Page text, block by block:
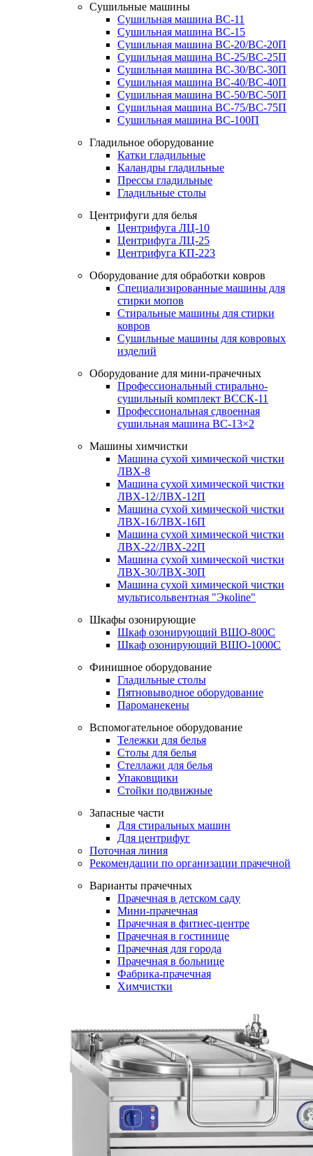
Сушильные машины
Сушильная машина ВС-11
Сушильная машина ВС-15
Сушильная машина ВС-20/ВС-20П
Сушильная машина ВС-25/ВС-25П
Сушильная машина ВС-30/ВС-30П
Сушильная машина ВС-40/ВС-40П
Сушильная машина ВС-50/ВС-50П
Сушильная машина ВС-75/ВС-75П
Сушильная машина ВС-100П
Гладильное оборудование
Катки гладильные
Каландры гладильные
Прессы гладильные
Гладильные столы
Центрифуги для белья
Центрифуга ЛЦ-10
Центрифуга ЛЦ-25
Центрифуга КП-223
Оборудование для обработки ковров
Специализированные машины для
стирки мопов
Стиральные машины для стирки
ковров
Сушильные машины для ковровых
изделий
Оборудование для мини-прачечных
Профессиональный стирально-
сушильный комплект ВССК-11
Профессиональная сдвоенная
сушильная машина ВС-13×2
Машины химчистки
Машина сухой химической чистки
ЛВХ-8
Машина сухой химической чистки
ЛВХ-12/ЛВХ-12П
Машина сухой химической чистки
ЛВХ-16/ЛВХ-16П
Машина сухой химической чистки
ЛВХ-22/ЛВХ-22П
Машина сухой химической чистки
ЛВХ-30/ЛВХ-30П
Машина сухой химической чистки
мультисольвентная "Экоline"
Шкафы озонирующие
Шкаф озонирующий ВШО-800С
Шкаф озонирующий ВШО-1000С
Финишное оборудование
Гладильные столы
Пятновыводное оборудование
Пароманекены
Вспомогательное оборудование
Тележки для белья
Столы для белья
Стеллажи для белья
Упаковщики
Стойки подвижные
Запасные части
Для стиральных машин
Для центрифуг
Поточная линия
Рекомендации по организации прачечной
Варианты прачечных
Прачечная в детском саду
Мини-прачечная
Прачечная в фитнес-центре
Прачечная в гостинице
Прачечная для города
Прачечная в больнице
Фабрика-прачечная
Химчистки